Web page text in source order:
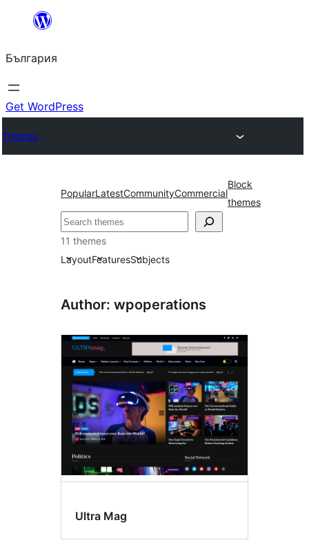
България
Get WordPress
Themes
PopularLatestCommunityCommercial
Block
themes
Търсене
11 themes
LayoutFeaturesSubjects
Author: wpoperations
Ultra Mag